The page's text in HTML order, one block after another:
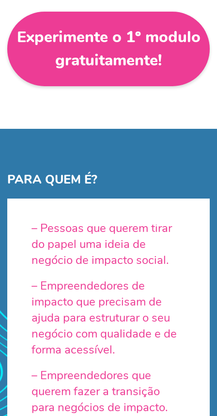
Experimente o 1º modulo
gratuitamente!
PARA QUEM É?
– Pessoas que querem tirar
do papel uma ideia de
negócio de impacto social.
– Empreendedores de
impacto que precisam de
ajuda para estruturar o seu
negócio com qualidade e de
forma acessível.
– Empreendedores que
querem fazer a transição
para negócios de impacto.